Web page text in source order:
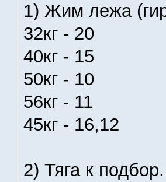
1) Жим лежа
32кг - 20
40кг - 15
50кг - 10
56кг - 11
45кг - 16,12
2) Тяга к подбор.